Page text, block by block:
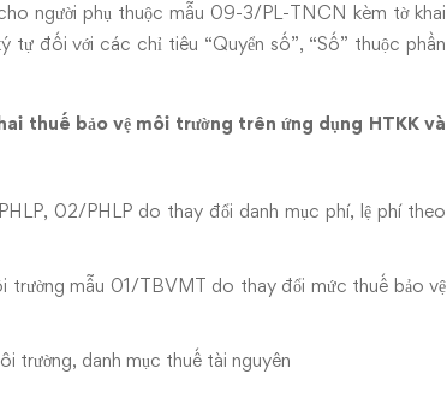
người phụ thuộc mẫu 09-3/PL-TNCN kèm tờ khai
đối với các chỉ tiêu “Quyển số”, “Số” thuộc phần
thuế bảo vệ môi trường trên ứng dụng HTKK và
02/PHLP do thay đổi danh mục phí, lệ phí theo
trường mẫu 01/TBVMT do thay đổi mức thuế bảo vệ
trường, danh mục thuế tài nguyên